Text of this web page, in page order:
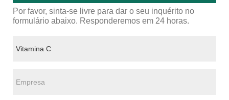
Por favor, sinta-se livre para dar o seu inquérito no
formulário abaixo. Responderemos em 24 horas.